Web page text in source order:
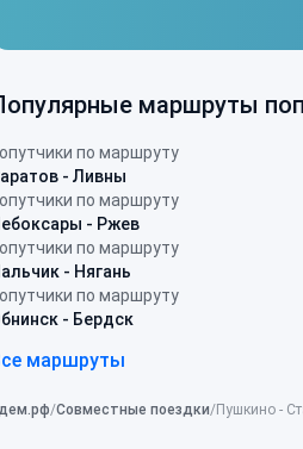
маршруты
по маршруту
- Ливны
по маршруту
- Ржев
по маршруту
- Нягань
по маршруту
- Бердск
маршруты
Совместные поездки Пушкино -